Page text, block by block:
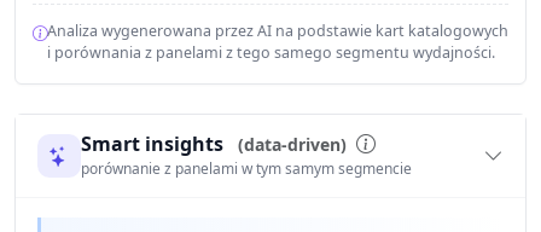
Analiza wygenerowana przez AI na podstawie kart katalogowych
i porównania z panelami z tego samego segmentu wydajności.
Smart insights (data-driven)
porównanie z panelami w tym samym segmencie